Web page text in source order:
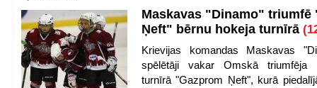
Maskavas "Dinamo" triumfē
Ņeft" bērnu hokeja turnīrā
Krievijas komandas Maskavas
spēlētāji vakar Omskā triumfēja
turnīrā "Gazprom Ņeft", kurā